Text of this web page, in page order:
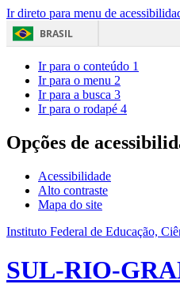
Ir direto para menu de
BRASIL
Ir para o conteúdo 1
Ir para o menu 2
Ir para a busca 3
Ir para o rodapé 4
Opções de
Acessibilidade
Alto contraste
Mapa do site
Instituto Federal de Educação,
SUL-RIO-